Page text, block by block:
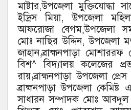
মাষ্টার,উপজেলা মুক্তিযোদ্ধা
ইদ্রিস মিয়া, উপজেলা
আফরোজা বেগম,উপজেলা
মোঃ নাছির উদ্দিন, উপজেলা
জাহান,ব্রাহ্মনপাড়া
বিশ^ বিদ্যালয় কলেজের
রায়,ব্রাহ্মনপাড়া উপজেলা
ব্রাহ্মনপাড়া উপজেলা কেমিষ্ট
সাধারন সম্পাদক মোঃ আবদুল